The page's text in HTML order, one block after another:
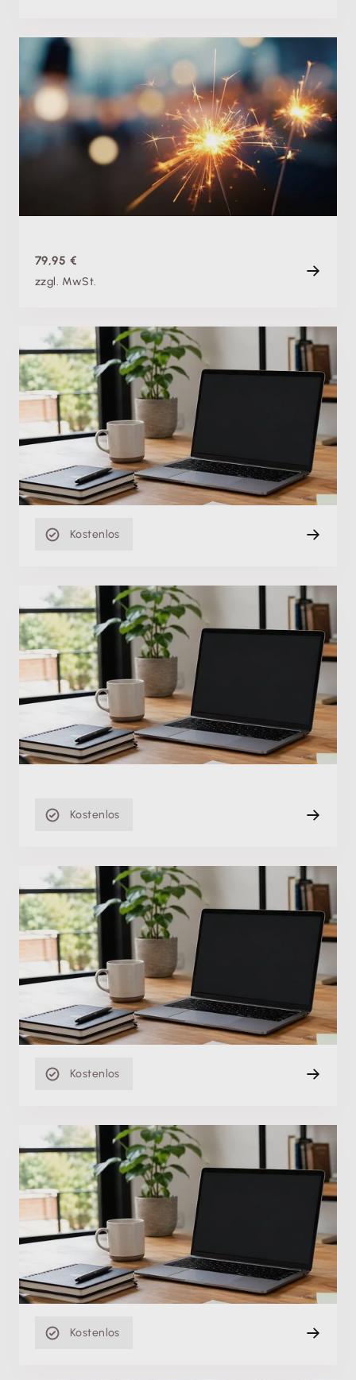
Produktschulung
Theorie & Praxis: Jahresabschluss 2026 mit
Lexware lohn+gehalt
Do. 26.11.2026, 09:00 Uhr+ weitere Termine
79,95 €
zzgl. MwSt.
Einstiegsvideo
Artikel anlegen in Lexware faktura+auftrag/plus
Mo. 10.05.2021
Einstiegsvideo
10 min
Kostenlos
Einstiegsvideo
Warengruppen in Lexware warenwirtschaft
pro/premium
Di. 13.04.2021
Einstiegsvideo
10 min
Kostenlos
Einstiegsvideo
Warengruppen in Lexware faktura+auftrag/plus
Di. 13.04.2021
Einstiegsvideo
13 min
Kostenlos
Einstiegsvideo
Firmenanlage in Lexware faktura+auftrag/plus
Di. 13.04.2021
Einstiegsvideo
6 min
Kostenlos